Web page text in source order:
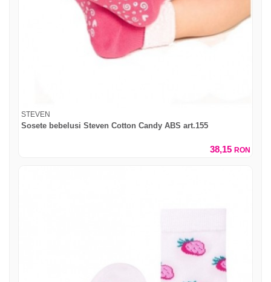
STEVEN
Sosete bebelusi Steven Cotton Candy ABS art.155
38,15 RON